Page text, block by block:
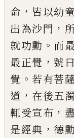
命 ， 皆以幼
出為沙門 ，
就功勳 。 而
最正覺 ，號
覺 。若有菩
道 ， 在後五
輒受宣布 ，
是經典 ， 德